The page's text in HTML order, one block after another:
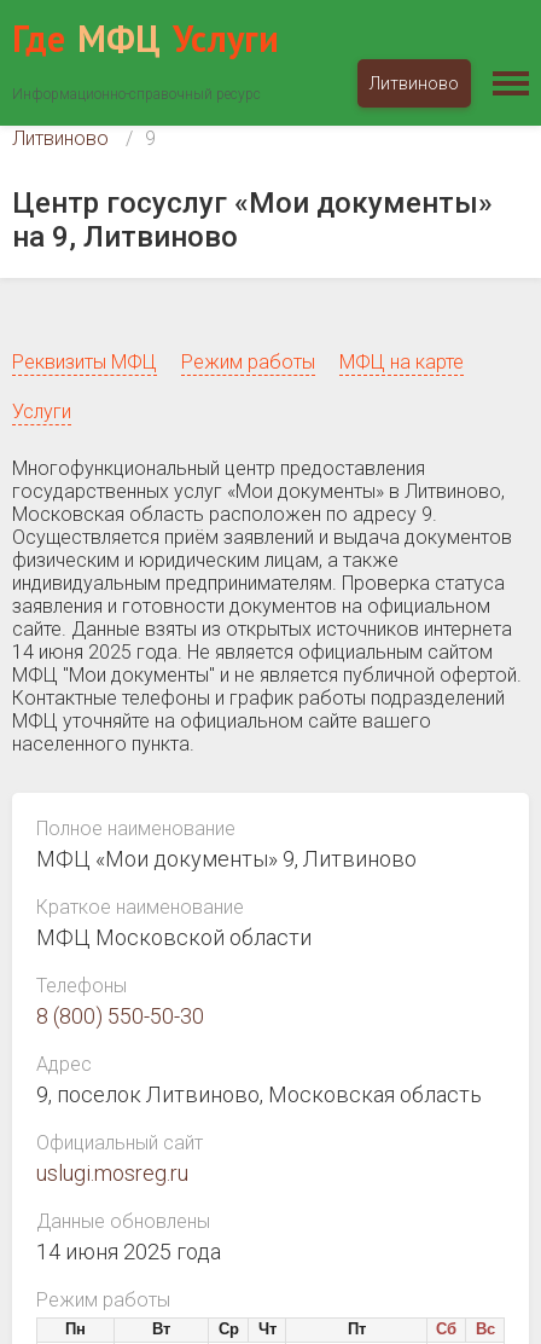
Где МФЦ Услуги
Информационно-справочный ресурс
Литвиново
Московская область
Литвиново
9
Центр госуслуг «Мои документы»
на 9, Литвиново
Реквизиты МФЦ Режим работы МФЦ на карте
Услуги
Многофункциональный центр предоставления
государственных услуг «Мои документы» в Литвиново,
Московская область расположен по адресу 9.
Осуществляется приём заявлений и выдача документов
физическим и юридическим лицам, а также
индивидуальным предпринимателям. Проверка статуса
заявления и готовности документов на официальном
сайте. Данные взяты из открытых источников интернета
14 июня 2025 года. Не является официальным сайтом
МФЦ "Мои документы" и не является публичной офертой.
Контактные телефоны и график работы подразделений
МФЦ уточняйте на официальном сайте вашего
населенного пункта.
Полное наименование
МФЦ «Мои документы» 9, Литвиново
Краткое наименование
МФЦ Московской области
Телефоны
8 (800) 550-50-30
Адрес
9, поселок Литвиново, Московская область
Официальный сайт
uslugi.mosreg.ru
Данные обновлены
14 июня 2025 года
Режим работы
Пн Вт Ср Чт Пт Сб
Вс